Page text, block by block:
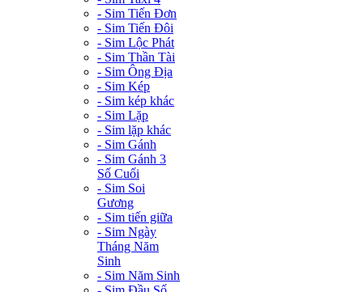
- Sim Tiến Đơn
- Sim Tiến Đôi
- Sim Lộc Phát
- Sim Thần Tài
- Sim Ông Địa
- Sim Kép
- Sim kép khác
- Sim Lặp
- Sim lặp khác
- Sim Gánh
- Sim Gánh 3
Số Cuối
- Sim Soi
Gương
- Sim tiến giữa
- Sim Ngày
Tháng Năm
Sinh
- Sim Năm Sinh